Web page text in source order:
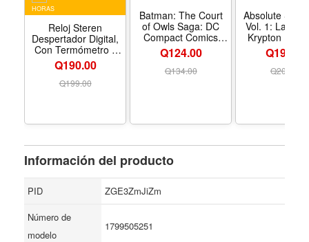
HORAS
Reloj Steren
Despertador Digital,
Con Termómetro y
Luz De Noche
Q190.00
Q199.00
Batman: The Court
of Owls Saga: DC
Compact Comics
Edition - Formato
Paperback
Q124.00
Q134.00
Absolute
Vol. 1: Last
Krypton
Universe) -
Q199.00
Q209.00
Información del producto
PID
ZGE3ZmJiZm
Número de
modelo
1799505251